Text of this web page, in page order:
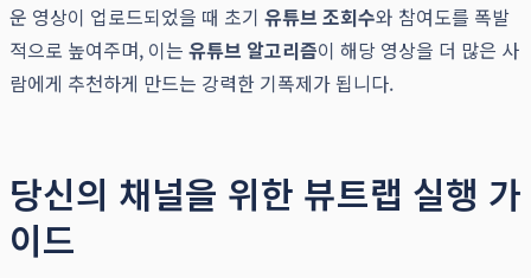
운 영상이 업로드되었을 때 초기 유튜브 조회수와 참여도를 폭발
적으로 높여주며, 이는 유튜브 알고리즘이 해당 영상을 더 많은 사
람에게 추천하게 만드는 강력한 기폭제가 됩니다.
당신의 채널을 위한 뷰트랩 실행 가
이드